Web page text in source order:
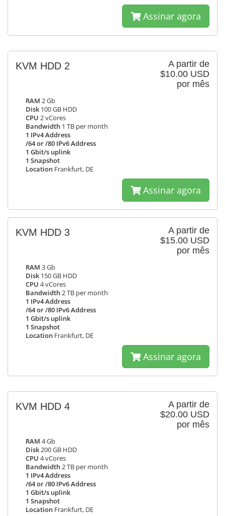
Assinar agora
A partir de
$10.00 USD
por mês
KVM HDD 2
RAM 2 Gb
Disk 100 GB HDD
CPU 2 vCores
Bandwidth 1 TB per month
1 IPv4 Address
/64 or /80 IPv6 Address
1 Gbit/s uplink
1 Snapshot
Location Frankfurt, DE
Assinar agora
A partir de
$15.00 USD
por mês
KVM HDD 3
RAM 3 Gb
Disk 150 GB HDD
CPU 4 vCores
Bandwidth2 TB per month
1 IPv4 Address
/64 or /80 IPv6 Address
1 Gbit/s uplink
1 Snapshot
Location Frankfurt, DE
Assinar agora
A partir de
$20.00 USD
por mês
KVM HDD 4
RAM 4 Gb
Disk200 GB HDD
CPU 4 vCores
Bandwidth2 TB per month
1 IPv4 Address
/64 or /80 IPv6 Address
1 Gbit/s uplink
1 Snapshot
Location Frankfurt, DE